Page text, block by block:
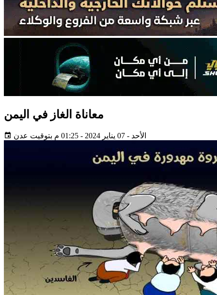
معاناة الغاز في اليمن
الأحد - 07 يناير 2024 - 01:25 م بتوقيت عدن